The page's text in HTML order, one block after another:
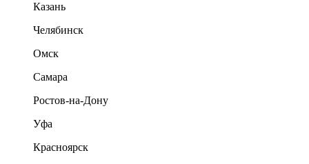
Казань
Челябинск
Омск
Самара
Ростов-на-Дону
Уфа
Красноярск